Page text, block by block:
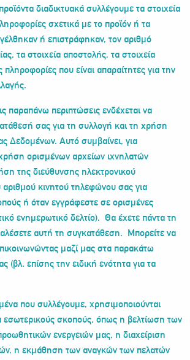
διαδικτυακά συλλέγουμε τα στοιχεία
σχετικά με το προϊόν ή τα
ή επιστράφηκαν, τον αριθμό
τα στοιχεία αποστολής, τα στοιχεία
που είναι απαραίτητες για την
παραπάνω περιπτώσεις ενδέχεται να
σας για τη συλλογή και τη χρήση
Δεδομένων. Αυτό συμβαίνει, για
ορισμένων αρχείων ιχνηλατών
της διεύθυνσης ηλεκτρονικού
κινητού τηλεφώνου σας για
ή όταν εγγράφεστε σε ορισμένες
ενημερωτικό δελτίο). Θα έχετε πάντα τη
αυτή τη συγκατάθεση. Μπορείτε να
μαζί μας στα παρακάτω
(βλ. επίσης την ειδική ενότητα για τα
που συλλέγουμε, χρησιμοποιούνται
εσωτερικούς σκοπούς, όπως η βελτίωση των
ενεργειών μας, η διαχείριση
η εκμάθηση των αναγκών των πελατών